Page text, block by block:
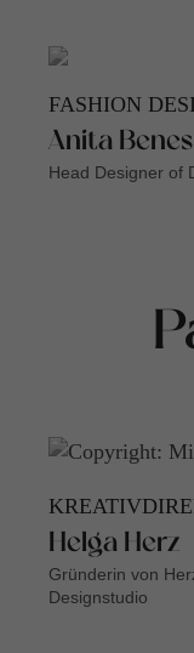
FASHION
Anita Benes
Head Designer of
Helga Herz
Gründerin von
Designstudio